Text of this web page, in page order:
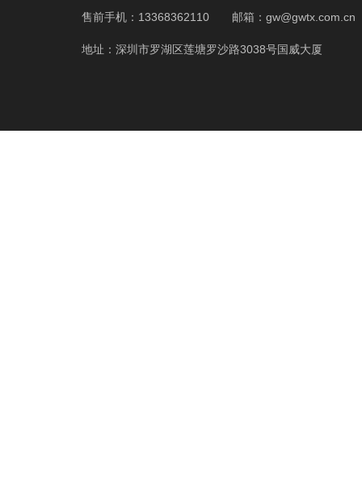
售前手机：13368362110 邮箱：gw@gwtx.com.cn
地址：深圳市罗湖区莲塘罗沙路3038号国威大厦